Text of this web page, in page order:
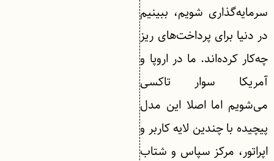
سرمایه‌گذاری شویم، ببینیم
در دنیا برای پرداخت‌های ریز
چه‌کار کرده‌اند. ما در اروپا و
آمریکا سوار تاکسی
می‌شویم اما اصلا این مدل
پیچیده‌ با چندین لایه کاربر و
اپراتور، مرکز سپاس و شتاب